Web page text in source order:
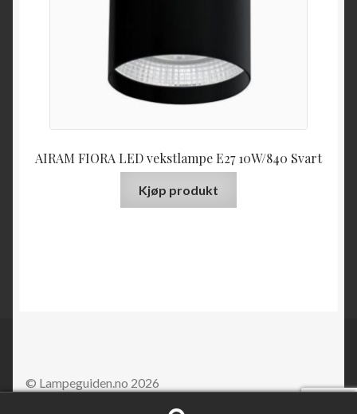
AIRAM FIORA LED vekstlampe E27 10W/840 Svart
Kjøp produkt
© Lampeguiden.no 2026